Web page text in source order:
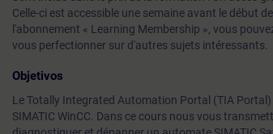
Celle-ci est accessible une semaine avant le début
l'abonnement « Learning Membership », vous
vous perfectionner sur d'autres sujets intéressants.
Objetivos
Le Totally Integrated Automation Portal (TIA
SIMATIC WinCC. Dans ce cours nous vous